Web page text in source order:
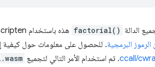
factorial() هذه باستخدام Emscripten في ملف باسم
البرمجية. للحصول على معلومات حول كيفية
. تم استخدام الأمر التالي لتجميع